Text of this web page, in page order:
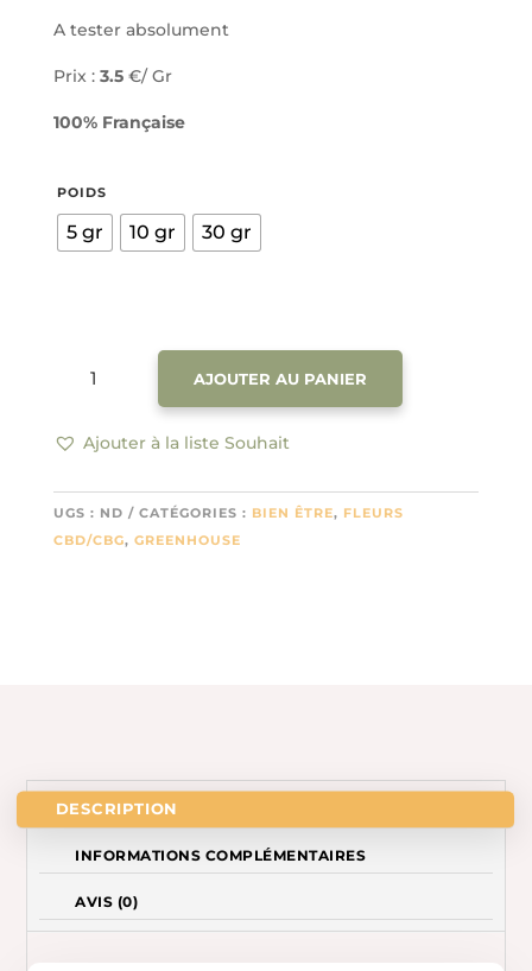
A tester absolument
Prix : 3.5 €/ Gr
100% Française
POIDS
5 gr 10 gr 30 gr
CBG
3.50€/GR
AJOUTER AU PANIER
Ajouter à la liste Souhait
UGS : ND CATÉGORIES : BIEN ÊTRE, FLEURS
CBD/CBG, GREENHOUSE
DESCRIPTION
INFORMATIONS COMPLÉMENTAIRES
AVIS (0)